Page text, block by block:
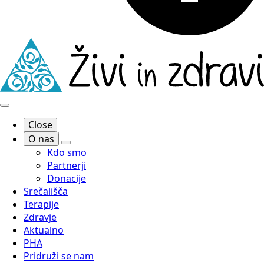
Close
O nas
Kdo smo
Partnerji
Donacije
Srečališča
Terapije
Zdravje
Aktualno
PHA
Pridruži se nam